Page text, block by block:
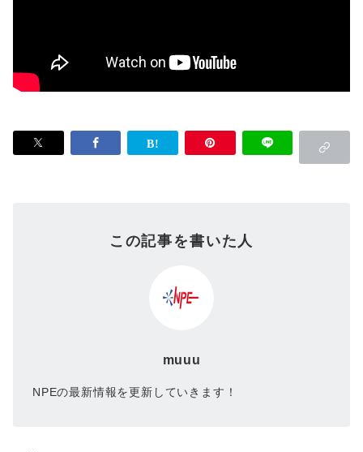
この記事を書いた人
muuu
NPEの最新情報を更新していきます！